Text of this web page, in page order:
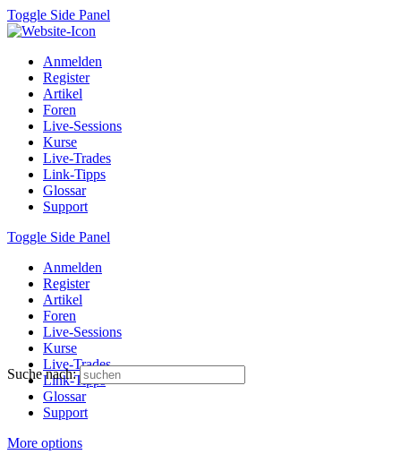
Toggle Side Panel
Anmelden
Register
Artikel
Foren
Live-Sessions
Kurse
Live-Trades
Link-Tipps
Glossar
Support
Toggle Side Panel
Anmelden
Register
Artikel
Foren
Live-Sessions
Kurse
Live-Trades
Link-Tipps
Glossar
Support
More options
Suche nach: